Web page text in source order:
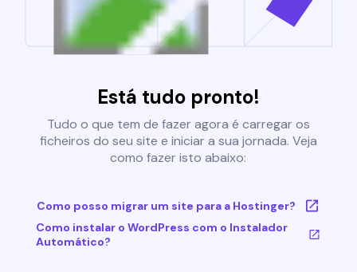
Está tudo pronto!
Tudo o que tem de fazer agora é carregar os
ficheiros do seu site e iniciar a sua jornada. Veja
como fazer isto abaixo:
Como posso migrar um site para a Hostinger?
Como instalar o WordPress com o Instalador
Automático?